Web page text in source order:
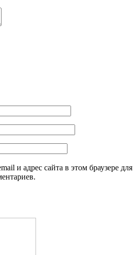
и адрес сайта в этом браузере для